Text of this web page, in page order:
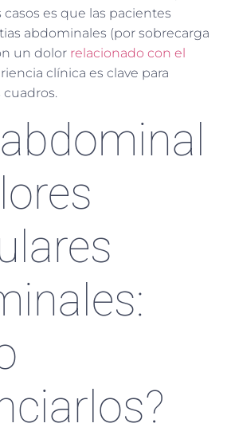
es que las pacientes
abdominales (por sobrecarga
un dolor relacionado con el
clínica es clave para